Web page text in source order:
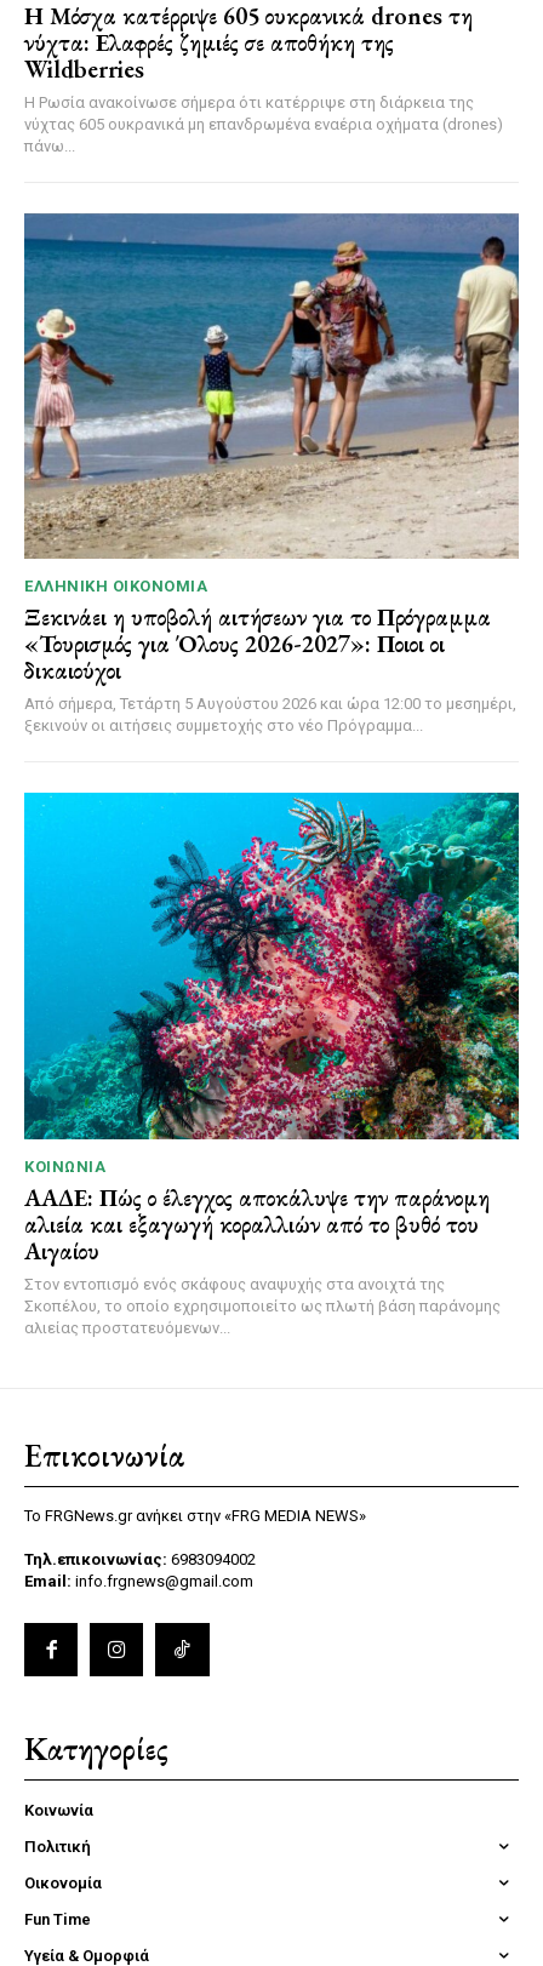
Η Μόσχα κατέρριψε 605 ουκρανικά drones τη
νύχτα: Ελαφρές ζημιές σε αποθήκη της
Wildberries
Η Ρωσία ανακοίνωσε σήμερα ότι κατέρριψε στη διάρκεια της
νύχτας 605 ουκρανικά μη επανδρωμένα εναέρια οχήματα (drones)
πάνω...
ΕΛΛΗΝΙΚΉ ΟΙΚΟΝΟΜΊΑ
Ξεκινάει η υποβολή αιτήσεων για το Πρόγραμμα
«Τουρισμός για Όλους 2026-2027»: Ποιοι οι
δικαιούχοι
Από σήμερα, Τετάρτη 5 Αυγούστου 2026 και ώρα 12:00 το μεσημέρι,
ξεκινούν οι αιτήσεις συμμετοχής στο νέο Πρόγραμμα...
ΚΟΙΝΩΝΊΑ
ΑΑΔΕ: Πώς ο έλεγχος αποκάλυψε την παράνομη
αλιεία και εξαγωγή κοραλλιών από το βυθό του
Αιγαίου
Στον εντοπισμό ενός σκάφους αναψυχής στα ανοιχτά της
Σκοπέλου, το οποίο εχρησιμοποιείτο ως πλωτή βάση παράνομης
αλιείας προστατευόμενων...
Επικοινωνία
Το FRGNews.gr ανήκει στην «FRG MEDIA NEWS»
Τηλ.επικοινωνίας: 6983094002
Email: info.frgnews@gmail.com
Κατηγορίες
Κοινωνία
Πολιτική
Οικονομία
Fun Time
Υγεία & Ομορφιά